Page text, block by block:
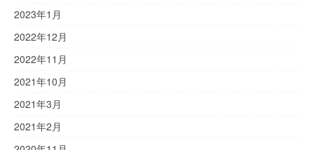
2023年1月
2022年12月
2022年11月
2021年10月
2021年3月
2021年2月